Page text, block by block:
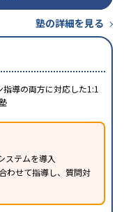
塾の詳細を見る
導の両方に対応した1:1
ステムを導入
わせて指導し、質問対